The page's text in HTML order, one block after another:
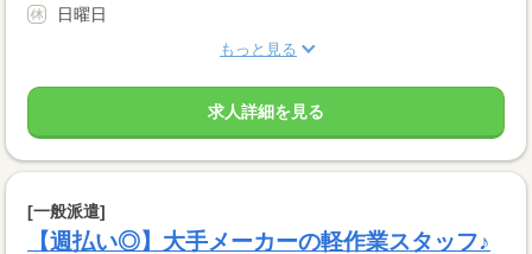
日曜日
もっと見る
求人詳細を見る
[一般派遣]
【週払い◎】大手メーカーの軽作業スタッフ♪